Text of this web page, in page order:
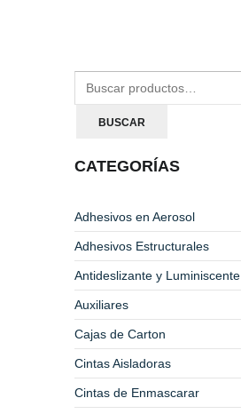
BUSCAR
CATEGORÍAS
Adhesivos en Aerosol
Adhesivos Estructurales
Antideslizante y Luminiscente
Auxiliares
Cajas de Carton
Cintas Aisladoras
Cintas de Enmascarar